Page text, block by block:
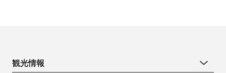
観光情報